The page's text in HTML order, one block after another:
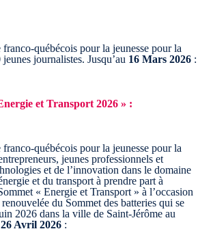
québécois pour la jeunesse pour la
journalistes. Jusqu’au 16 Mars 2026 :
et Transport 2026 » :
québécois pour la jeunesse pour la
jeunes professionnels et
et de l’innovation dans le domaine
et du transport à prendre part à
« Energie et Transport » à l’occasion
du Sommet des batteries qui se
2026 dans la ville de Saint-Jérôme au
26 Avril 2026 :